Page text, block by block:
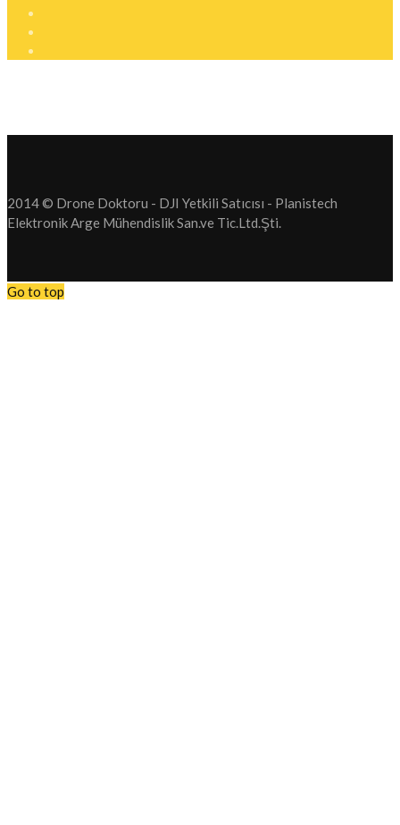
2014 © Drone Doktoru - DJI Yetkili Satıcısı - Planistech
Elektronik Arge Mühendislik San.ve Tic.Ltd.Şti.
Go to top